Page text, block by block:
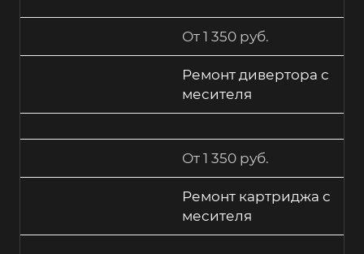
От 1 350 руб.
Ремонт дивертора с
месителя
От 1 350 руб.
Ремонт картриджа с
месителя